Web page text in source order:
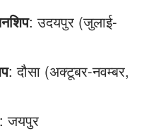
: उदयपुर (जुलाई-
: दौसा (अक्टूबर-नवम्बर,
: जयपुर